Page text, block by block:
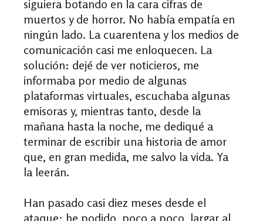
siguiera botando en la cara cifras de
muertos y de horror. No había empatía en
ningún lado. La cuarentena y los medios de
comunicación casi me enloquecen. La
solución: dejé de ver noticieros, me
informaba por medio de algunas
plataformas virtuales, escuchaba algunas
emisoras y, mientras tanto, desde la
mañana hasta la noche, me dediqué a
terminar de escribir una historia de amor
que, en gran medida, me salvo la vida. Ya
la leerán.
Han pasado casi diez meses desde el
ataque; he podido, poco a poco, largar al